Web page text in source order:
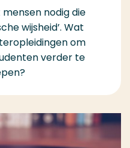
nodig die
wijsheid’. Wat
om
verder te